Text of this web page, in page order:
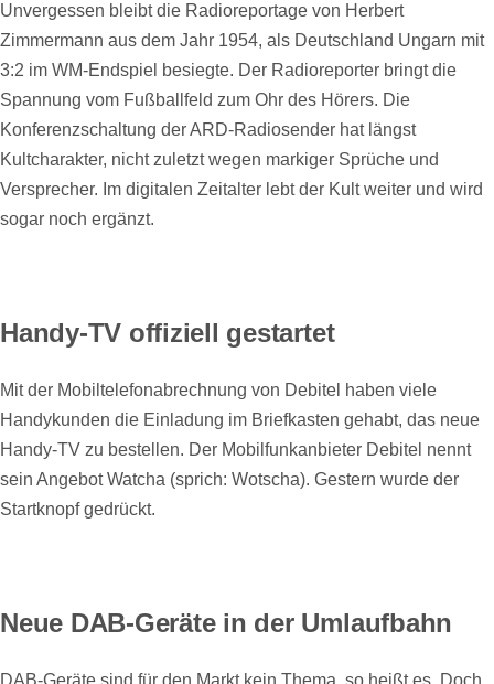
Unvergessen bleibt die Radioreportage von Herbert
Zimmermann aus dem Jahr 1954, als Deutschland Ungarn mit
3:2 im WM-Endspiel besiegte. Der Radioreporter bringt die
Spannung vom Fußballfeld zum Ohr des Hörers. Die
Konferenzschaltung der ARD-Radiosender hat längst
Kultcharakter, nicht zuletzt wegen markiger Sprüche und
Versprecher. Im digitalen Zeitalter lebt der Kult weiter und wird
sogar noch ergänzt.
Handy-TV offiziell gestartet
Mit der Mobiltelefonabrechnung von Debitel haben viele
Handykunden die Einladung im Briefkasten gehabt, das neue
Handy-TV zu bestellen. Der Mobilfunkanbieter Debitel nennt
sein Angebot Watcha (sprich: Wotscha). Gestern wurde der
Startknopf gedrückt.
Neue DAB-Geräte in der Umlaufbahn
DAB-Geräte sind für den Markt kein Thema, so heißt es. Doch